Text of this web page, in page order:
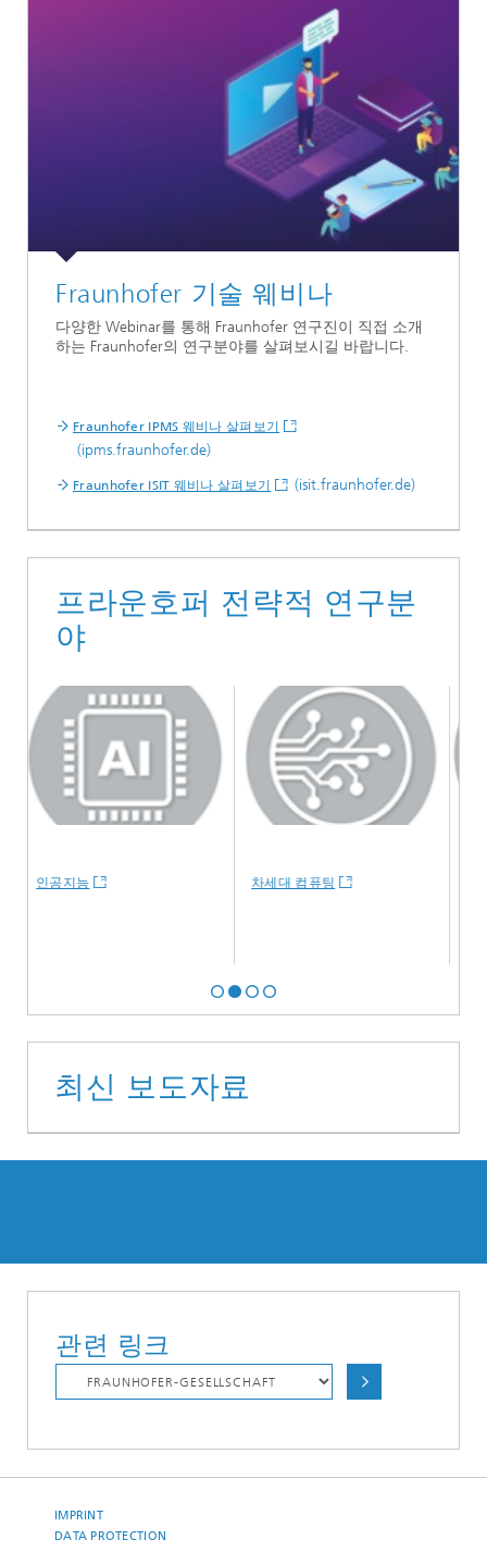
Fraunhofer 기술 웨비나
다양한 Webinar를 통해 Fraunhofer 연구진이 직접 소개
하는 Fraunhofer의 연구분야를 살펴보시길 바랍니다.
Fraunhofer IPMS 웨비나 살펴보기
(ipms.fraunhofer.de)
Fraunhofer ISIT 웨비나 살펴보기 (isit.fraunhofer.de)
프라운호퍼 전략적 연구분
야
인공지능 차세대 컴퓨팅
최신 보도자료
관련 링크
IMPRINT
DATA PROTECTION